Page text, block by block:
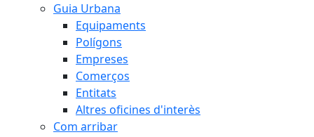
Guia Urbana
Equipaments
Polígons
Empreses
Comerços
Entitats
Altres oficines d'interès
Com arribar